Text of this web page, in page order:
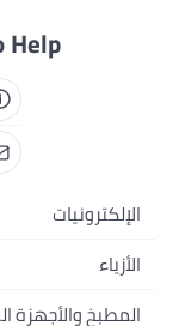
Help
الإلكترونيات
الهواتف المتحركة
الأزياء
أحذية رياضية رجالية
المطبخ والأجهزة